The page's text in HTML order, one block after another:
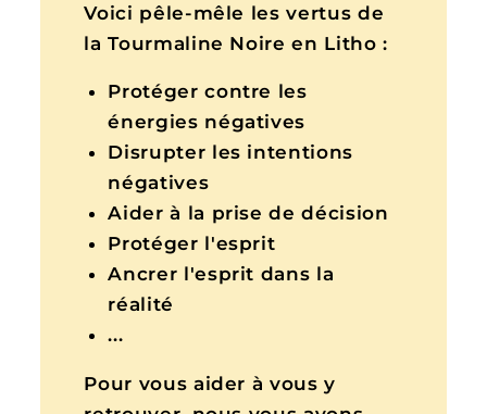
Voici pêle-mêle les vertus de
la Tourmaline Noire en Litho :
Protéger contre les
énergies négatives
Disrupter les intentions
négatives
Aider à la prise de décision
Protéger l'esprit
Ancrer l'esprit dans la
réalité
...
Pour vous aider à vous y